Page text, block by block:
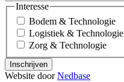
Interesse
Bodem & Technologie
Logistiek & Technologie
Zorg & Technologie
Inschrijven
Website doorNedbase